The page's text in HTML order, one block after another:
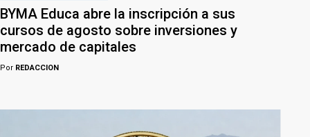
BYMA Educa abre la inscripción a sus
cursos de agosto sobre inversiones y
mercado de capitales
Por REDACCION